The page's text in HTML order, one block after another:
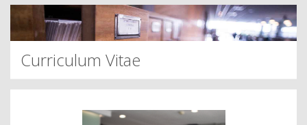
Curriculum Vitae